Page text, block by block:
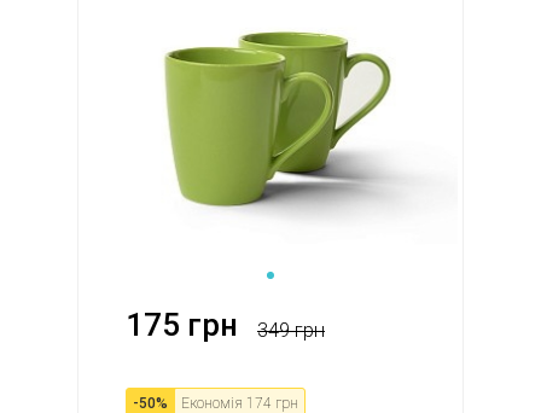
175 грн 349 грн
-50% Економія 174 грн